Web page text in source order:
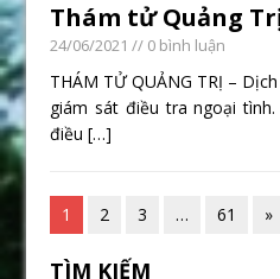
Thám tử Quảng
24/06/2021 // 0 bình luận
THÁM TỬ QUẢNG TRỊ –
giám sát điều tra ngoại
điều[…]
1 2 3 … 61 »
TÌM KIẾM